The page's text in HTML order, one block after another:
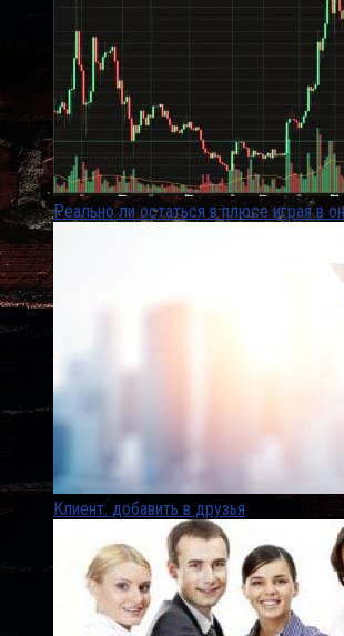
Реально ли остаться в плюсе играя в
Клиент. добавить в друзья